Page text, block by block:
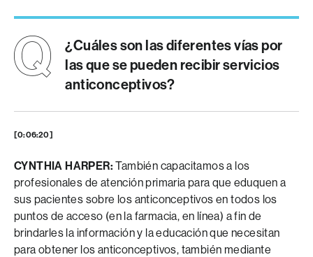
¿Cuáles son las diferentes vías por
las que se pueden recibir servicios
anticonceptivos?
[0:06:20]
CYNTHIA HARPER:También capacitamos a los
profesionales de atención primaria para que eduquen a
sus pacientes sobre los anticonceptivos en todos los
puntos de acceso (en la farmacia, en línea) a fin de
brindarles la información y la educación que necesitan
para obtener los anticonceptivos, también mediante